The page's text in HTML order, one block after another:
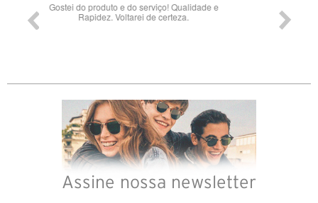
Bons óculos.
Assine nossa newsletter